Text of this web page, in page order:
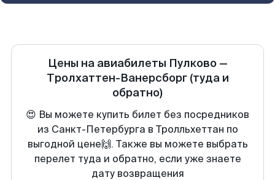
Цены на авиабилеты Пулково—
Тролхаттен-Ванерсборг (туда и
обратно)
😍 Вы можете купить билет без посредников
из Санкт-Петербурга в Тролльхеттан по
выгодной цене🙌. Также вы можете выбрать
перелет туда и обратно, если уже знаете
дату возвращения